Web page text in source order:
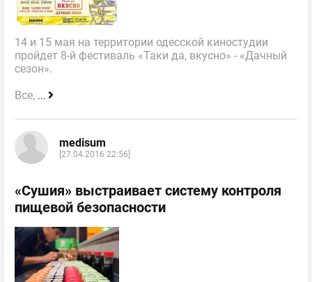
14 и 15 мая на территории одесской киностудии
пройдет 8-й фестиваль «Таки да, вкусно» - «Дачный
сезон».
Все, ...
medisum
[27.04.2016 22:56]
«Сушия» выстраивает систему контроля
пищевой безопасности